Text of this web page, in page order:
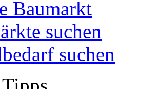
Baumarkt
suchen
suchen